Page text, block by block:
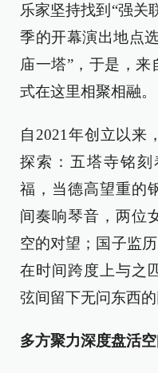
乐家坚持找到“强关
季的开幕演出地点
庙一塔”，于是，
式在这里相聚相融。
自2021年创立以来
探索：五塔寺铭
福，当德高望重的
间奏响琴音，两位
空的对望；国子监
在时间跨度上与之
弦间留下无问东西
多方聚力深度盘活